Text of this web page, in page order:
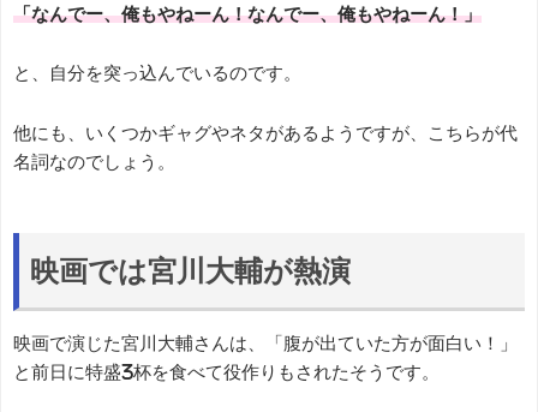
「なんでー、俺もやねーん！なんでー、俺もやねーん！」
と、自分を突っ込んでいるのです。
他にも、いくつかギャグやネタがあるようですが、こちらが代
名詞なのでしょう。
映画では宮川大輔が熱演
映画で演じた宮川大輔さんは、「腹が出ていた方が面白い！」
と前日に特盛3杯を食べて役作りもされたそうです。